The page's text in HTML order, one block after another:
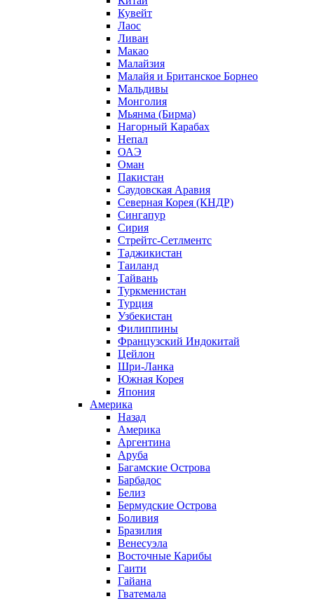
Кувейт
Лаос
Ливан
Макао
Малайзия
Малайя и Британское Борнео
Мальдивы
Монголия
Мьянма (Бирма)
Нагорный Карабах
Непал
ОАЭ
Оман
Пакистан
Саудовская Аравия
Северная Корея (КНДР)
Сингапур
Сирия
Стрейтс-Сетлментс
Таджикистан
Таиланд
Тайвань
Туркменистан
Турция
Узбекистан
Филиппины
Французский Индокитай
Цейлон
Шри-Ланка
Южная Корея
Япония
Америка
Назад
Америка
Аргентина
Аруба
Багамские Острова
Барбадос
Белиз
Бермудские Острова
Боливия
Бразилия
Венесуэла
Восточные Карибы
Гаити
Гайана
Гватемала